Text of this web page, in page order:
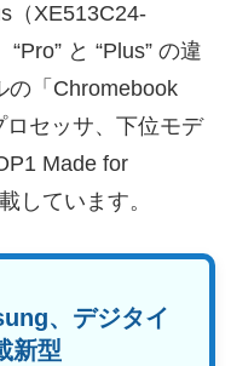
（XE513C24-
と “Plus” の違
の「Chromebook
セッサ、下位モデ
Made for
しています。
、デジタイ
新型